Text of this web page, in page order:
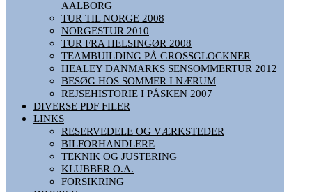
AALBORG
TUR TIL NORGE 2008
NORGESTUR 2010
TUR FRA HELSINGØR 2008
TEAMBUILDING PÅ GROSSGLOCKNER
HEALEY DANMARKS SENSOMMERTUR 2012
BESØG HOS SOMMER I NÆRUM
REJSEHISTORIE I PÅSKEN 2007
DIVERSE PDF FILER
LINKS
RESERVEDELE OG VÆRKSTEDER
BILFORHANDLERE
TEKNIK OG JUSTERING
KLUBBER O.A.
FORSIKRING